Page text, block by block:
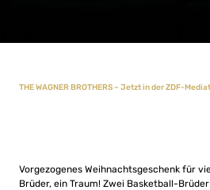
THE WAGNER BROTHERS – Jetzt in der ZDF-
Vorgezogenes Weihnachtsgeschenk für
Brüder, ein Traum! Zwei Basketball-